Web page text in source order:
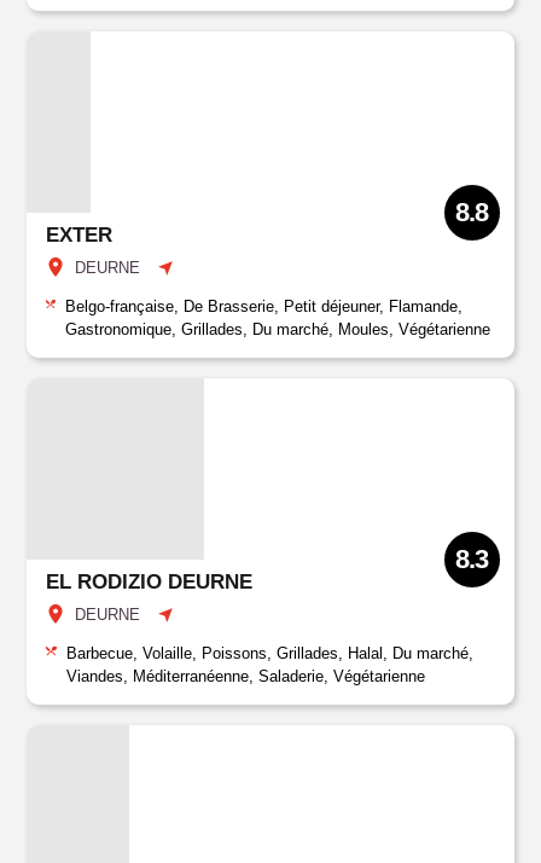
EXTER
DEURNE
8.8
Belgo-française, De Brasserie, Petit déjeuner, Flamande,
Gastronomique, Grillades, Du marché, Moules, Végétarienne
EL RODIZIO DEURNE
DEURNE
8.3
Barbecue, Volaille, Poissons, Grillades, Halal, Du marché,
Viandes, Méditerranéenne, Saladerie, Végétarienne